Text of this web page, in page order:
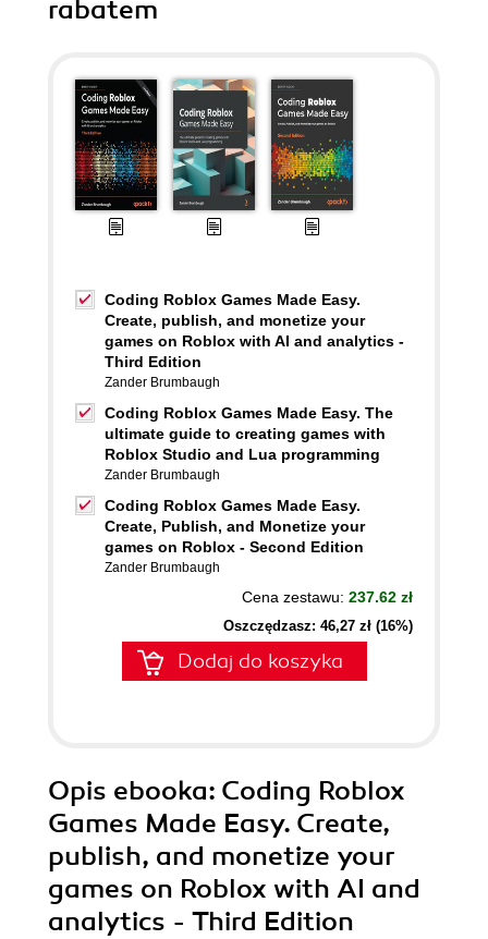
rabatem
Coding Roblox Games Made Easy.
Create, publish, and monetize your
games on Roblox with AI and analytics -
Third Edition
Zander Brumbaugh
Coding Roblox Games Made Easy. The
ultimate guide to creating games with
Roblox Studio and Lua programming
Zander Brumbaugh
Coding Roblox Games Made Easy.
Create, Publish, and Monetize your
games on Roblox - Second Edition
Zander Brumbaugh
Cena zestawu: 237.62 zł
Oszczędzasz: 46,27 zł (16%)
Dodaj do koszyka
Opis ebooka: Coding Roblox
Games Made Easy. Create,
publish, and monetize your
games on Roblox with AI and
analytics - Third Edition